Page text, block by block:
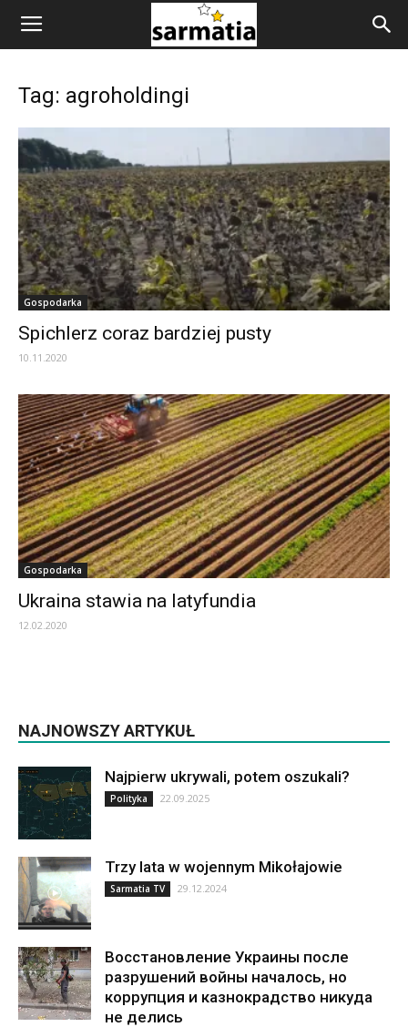
Tag: agroholdingi
Gospodarka
Spichlerz coraz bardziej pusty
10.11.2020
Gospodarka
Ukraina stawia na latyfundia
12.02.2020
NAJNOWSZY ARTYKUŁ
Najpierw ukrywali, potem oszukali?
Polityka 22.09.2025
Trzy lata w wojennym Mikołajowie
Sarmatia TV 29.12.2024
Восстановление Украины после
разрушений войны началось, но
коррупция и казнокрадство никуда
не делись